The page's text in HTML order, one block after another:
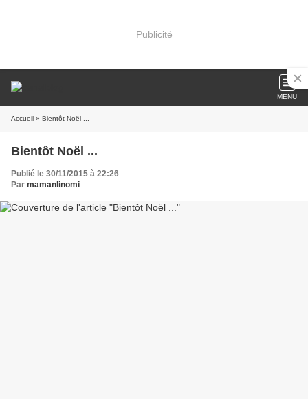
Publicité
MENU
Accueil » Bientôt Noël ...
Bientôt Noël ...
Publié le 30/11/2015 à 22:26
Par mamanlinomi